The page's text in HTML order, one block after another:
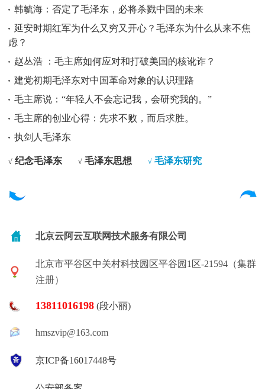
韩毓海：否定了毛泽东，必将杀戮中国的未来
延安时期红军为什么又穷又开心？毛泽东为什么从来不焦
虑？
赵丛浩 ：毛主席如何应对和打破美国的核讹诈？
建党初期毛泽东对中国革命对象的认识理路
毛主席说：“年轻人不会忘记我，会研究我的。”
毛主席的创业心得：先求不败，而后求胜。
执剑人毛泽东
√ 纪念毛泽东 √ 毛泽东思想 √ 毛泽东研究
北京云阿云互联网技术服务有限公司
北京市平谷区中关村科技园区平谷园1区-21594（集群
注册）
13811016198 (段小丽)
hmszvip@163.com
京ICP备16017448号